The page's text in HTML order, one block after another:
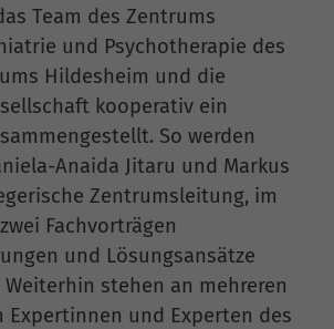
Team des Zentrums
und Psychotherapie des
Hildesheim und die
kooperativ ein
So werden
Anaida Jitaru und Markus
Zentrumsleitung, im
Fachvorträgen
und Lösungsansätze
Weiterhin stehen an mehreren
Expertinnen und Experten des